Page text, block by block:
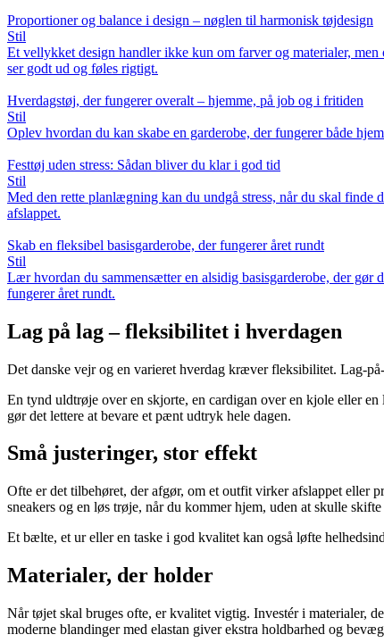
Proportioner og balance i design – nøglen til harmonisk tøjdesign
Stil
Et vellykket design handler ikke kun om farver og materialer,
ser godt ud og føles rigtigt.
Hverdagstøj, der fungerer overalt – hjemme, på job og i fritiden
Stil
Oplev hvordan du kan skabe en garderobe, der fungerer både
Festtøj uden stress: Sådan bliver du klar i god tid
Stil
Med den rette planlægning kan du undgå stress, når du skal
afslappet.
Skab en fleksibel basisgarderobe, der fungerer året rundt
Stil
Lær hvordan du sammensætter en alsidig basisgarderobe, der
fungerer året rundt.
Lag på lag – fleksibilitet i hverdagen
Det danske vejr og en varieret hverdag kræver fleksibilitet. Lag-
En tynd uldtrøje over en skjorte, en cardigan over en kjole eller
gør det lettere at bevare et pænt udtryk hele dagen.
Små justeringer, stor effekt
Ofte er det tilbehøret, der afgør, om et outfit virker afslappet eller
sneakers og en løs trøje, når du kommer hjem, uden at skulle skifte
Et bælte, et ur eller en taske i god kvalitet kan også løfte
Materialer, der holder
Når tøjet skal bruges ofte, er kvalitet vigtig. Investér i materialer,
moderne blandinger med elastan giver ekstra holdbarhed og